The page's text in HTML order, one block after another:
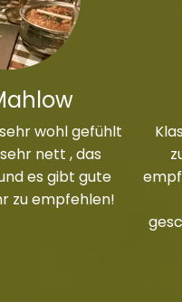
wohl gefühlt
nett , das
es gibt gute
zu empfehlen!